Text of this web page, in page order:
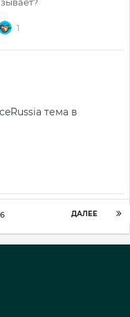
1
тема в
ДАЛЕЕ